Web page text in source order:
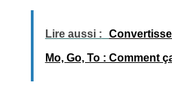
Lire aussi :
Mo, Go, To : Comment